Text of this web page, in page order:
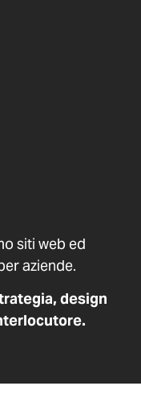
siti web ed
aziende.
design